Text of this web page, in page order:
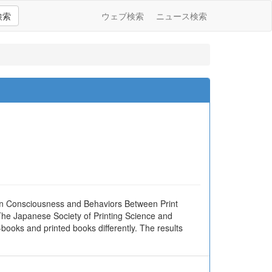
索 ウェブ検索 ニュース検索
Consciousness and Behaviors Between Print
Japanese Society of Printing Science and
and printed books differently. The results